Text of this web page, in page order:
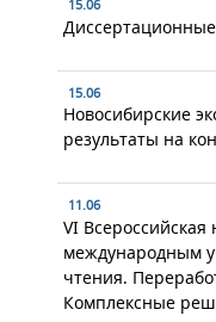
15.06
15.06
Новосибирские
результаты на
11.06
VI
международным
чтения.
Комплексные